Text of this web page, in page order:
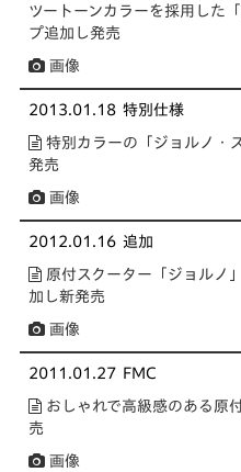
ツートーンカラーを採用した
プ追加し発売
画像
2013.01.18 特別仕様
特別カラーの「ジョルノ・
発売
画像
2012.01.16 追加
原付スクーター「ジョルノ
加し新発売
画像
2011.01.27 FMC
おしゃれで高級感のある原
売
画像